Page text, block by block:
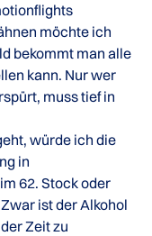
möchte ich
bekommt man alle
kann. Nur wer
muss tief in
würde ich die
in
62. Stock oder
ist der Alkohol
Zeit zu